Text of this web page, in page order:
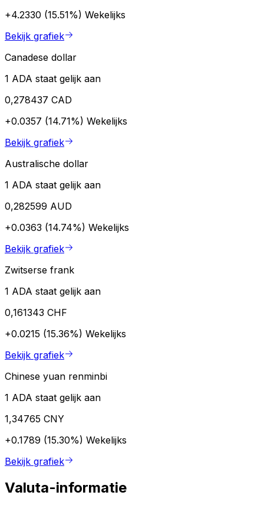
+4.2330 (15.51%) Wekelijks
Bekijk grafiek
Canadese dollar
1 ADA staat gelijk aan
0,278437 CAD
+0.0357 (14.71%) Wekelijks
Bekijk grafiek
Australische dollar
1 ADA staat gelijk aan
0,282599 AUD
+0.0363 (14.74%) Wekelijks
Bekijk grafiek
Zwitserse frank
1 ADA staat gelijk aan
0,161343 CHF
+0.0215 (15.36%) Wekelijks
Bekijk grafiek
Chinese yuan renminbi
1 ADA staat gelijk aan
1,34765 CNY
+0.1789 (15.30%) Wekelijks
Bekijk grafiek
Valuta-informatie